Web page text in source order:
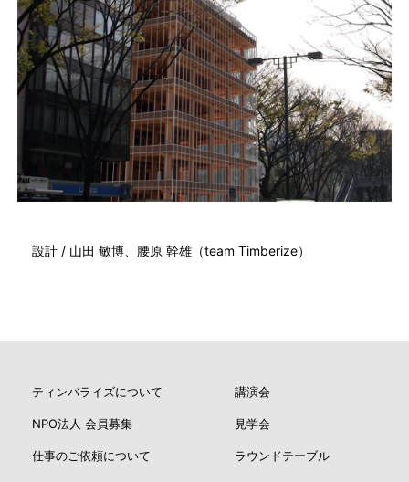
設計 / 山田 敏博、腰原 幹雄（team Timberize）
ティンバライズについて
NPO法人 会員募集
仕事のご依頼について
講演会
見学会
ラウンドテーブル